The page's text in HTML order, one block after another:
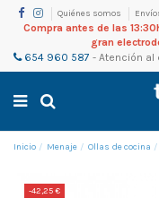
Quiénes somos
Compra antes de las
gran
654 960 587 - Atención al
Inicio Menaje Ollas de cocina
-42,25 €